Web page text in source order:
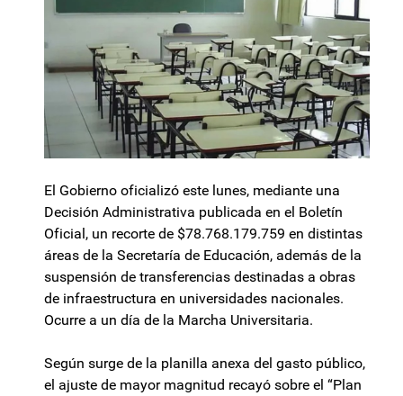
El Gobierno oficializó este lunes, mediante una
Decisión Administrativa publicada en el Boletín
Oficial, un recorte de $78.768.179.759 en distintas
áreas de la Secretaría de Educación, además de la
suspensión de transferencias destinadas a obras
de infraestructura en universidades nacionales.
Ocurre a un día de la Marcha Universitaria.
Según surge de la planilla anexa del gasto público,
el ajuste de mayor magnitud recayó sobre el “Plan